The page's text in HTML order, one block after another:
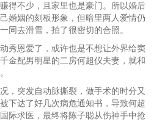
得不少，且家里也是豪门。所以婚后
婚姻的刻板形象，但暗里两人爱情仍
同去滑雪，拍了很密切的合照。
恩爱了，或许也是不想让外界给窦
金配男明星的二房何超仪夫妻，就和
突发自动脉撕裂，做手术的时分又
下达了好几次病危通知书，导致何超
际求医，最终将陈子聪从伤神手中抢